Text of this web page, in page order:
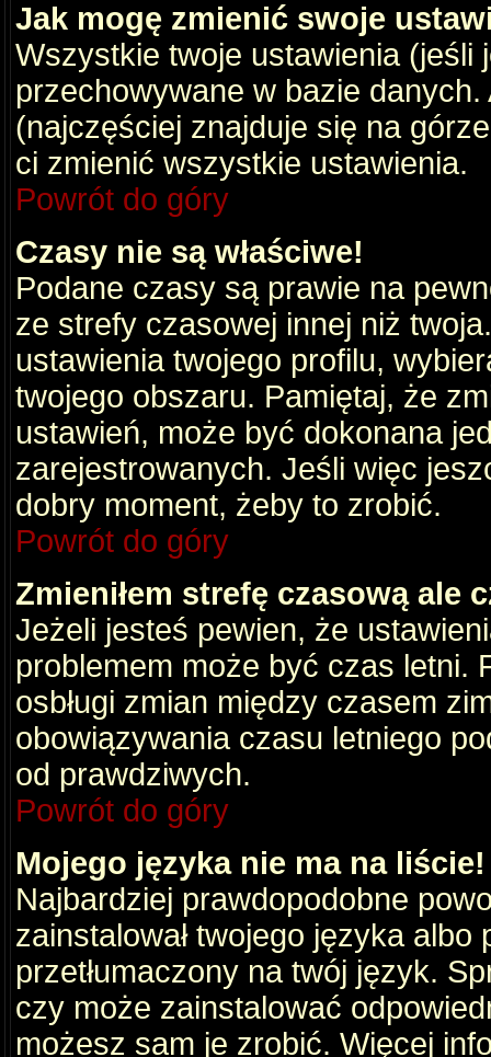
Jak mogę zmienić swoje
Wszystkie twoje ustawienia (jeśli
przechowywane w bazie
(najczęściej znajduje się na
ci zmienić wszystkie ustawienia.
Powrót do góry
Czasy nie są właściwe!
Podane czasy są prawie na
ze strefy czasowej innej niż
ustawienia twojego profilu,
twojego obszaru. Pamiętaj, że
ustawień, może być dokonana
zarejestrowanych. Jeśli więc
dobry moment, żeby to zrobić.
Powrót do góry
Zmieniłem strefę czasową ale
Jeżeli jesteś pewien, że
problemem może być czas letni.
osbługi zmian między czasem
obowiązywania czasu letniego
od prawdziwych.
Powrót do góry
Mojego języka nie ma na liście!
Najbardziej prawdopodobne
zainstalował twojego języka albo
przetłumaczony na twój język.
czy może zainstalować
możesz sam je zrobić. Więcej